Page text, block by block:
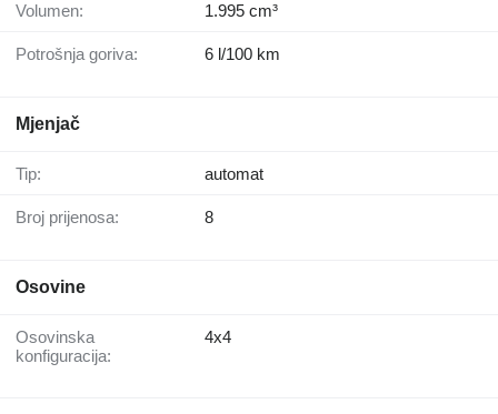
Volumen: 1.995 cm³
Potrošnja goriva: 6 l/100 km
Mjenjač
Tip: automat
Broj prijenosa: 8
Osovine
Osovinska
konfiguracija:
4x4